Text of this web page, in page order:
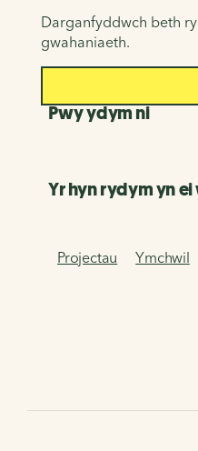
Darganfyddwch beth
gwahaniaeth.
Pwy ydym ni
Yr hyn rydym yn
Projectau Ymchwil